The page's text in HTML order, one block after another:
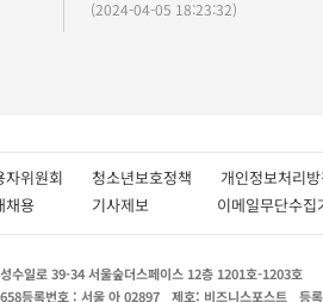
(2024-04-05 18:23:32)
자위원회 청소년보호정책 개인정보처
채용 기사제보 이메일무단수집
수일로 39-34 서울숲더스페이스 12층 1201호-1203호
등록번호 : 서울 아 02897 제호: 비즈니스포스트 등